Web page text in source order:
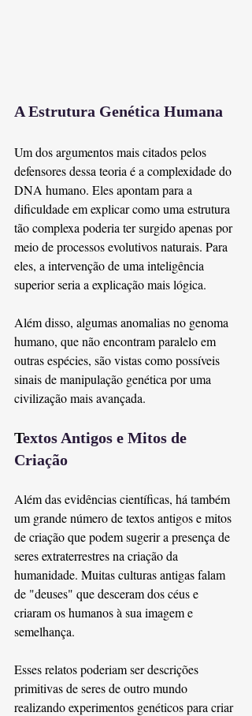
A Estrutura Genética Humana
Um dos argumentos mais citados pelos
defensores dessa teoria é a complexidade do
DNA humano. Eles apontam para a
dificuldade em explicar como uma estrutura
tão complexa poderia ter surgido apenas por
meio de processos evolutivos naturais. Para
eles, a intervenção de uma inteligência
superior seria a explicação mais lógica.
Além disso, algumas anomalias no genoma
humano, que não encontram paralelo em
outras espécies, são vistas como possíveis
sinais de manipulação genética por uma
civilização mais avançada.
Textos Antigos e Mitos de
Criação
Além das evidências científicas, há também
um grande número de textos antigos e mitos
de criação que podem sugerir a presença de
seres extraterrestres na criação da
humanidade. Muitas culturas antigas falam
de "deuses" que desceram dos céus e
criaram os humanos à sua imagem e
semelhança.
Esses relatos poderiam ser descrições
primitivas de seres de outro mundo
realizando experimentos genéticos para criar